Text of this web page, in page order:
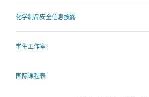
化学制品安全信息披露
学生工作室
国际课程表